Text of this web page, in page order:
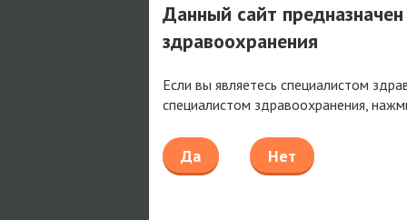
Данный сайт
здравоохранения
Если вы являетесь специалистом
специалистом здравоохранения,
Да Нет